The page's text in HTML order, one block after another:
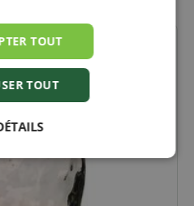
TOUT
TOUT